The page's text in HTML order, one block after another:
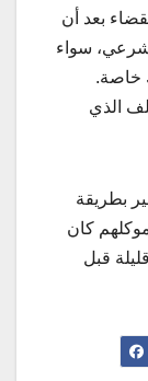
بعد أن
شرعي، سواء
خاصة.
الذي
بطريقة
كان
قبل